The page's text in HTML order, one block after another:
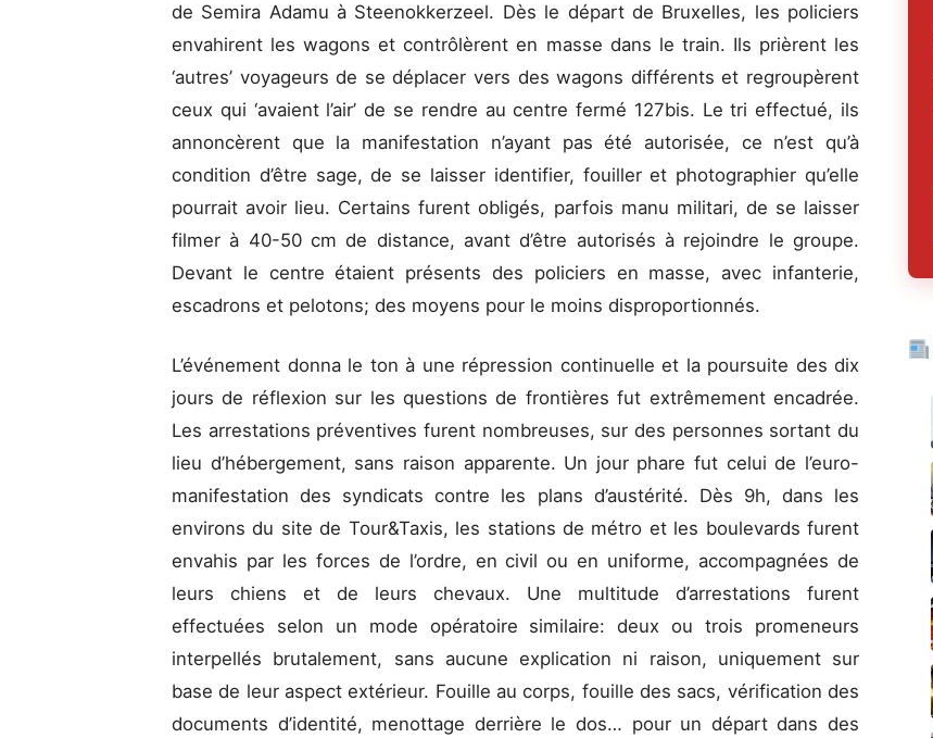
de Semira Adamu à Steenokkerzeel. Dès le départ de Bruxelles, les policiers
envahirent les wagons et contrôlèrent en masse dans le train. Ils prièrent les
‘autres’ voyageurs de se déplacer vers des wagons différents et regroupèrent
ceux qui ‘avaient l’air’ de se rendre au centre fermé 127bis. Le tri effectué, ils
annoncèrent que la manifestation n’ayant pas été autorisée, ce n’est qu’à
condition d’être sage, de se laisser identifier, fouiller et photographier qu’elle
pourrait avoir lieu. Certains furent obligés, parfois manu militari, de se laisser
filmer à 40-50 cm de distance, avant d’être autorisés à rejoindre le groupe.
Devant le centre étaient présents des policiers en masse, avec infanterie,
escadrons et pelotons; des moyens pour le moins disproportionnés.
L’événement donna le ton à une répression continuelle et la poursuite des dix
jours de réflexion sur les questions de frontières fut extrêmement encadrée.
Les arrestations préventives furent nombreuses, sur des personnes sortant du
lieu d’hébergement, sans raison apparente. Un jour phare fut celui de l’euro-
manifestation des syndicats contre les plans d’austérité. Dès 9h, dans les
environs du site de Tour&Taxis, les stations de métro et les boulevards furent
envahis par les forces de l’ordre, en civil ou en uniforme, accompagnées de
leurs chiens et de leurs chevaux. Une multitude d’arrestations furent
effectuées selon un mode opératoire similaire: deux ou trois promeneurs
interpellés brutalement, sans aucune explication ni raison, uniquement sur
base de leur aspect extérieur. Fouille au corps, fouille des sacs, vérification des
documents d’identité, menottage derrière le dos… pour un départ dans des